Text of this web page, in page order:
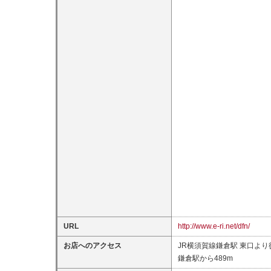
URL http://www.e-ri.net/dfn/
お店へのアクセス
JR横須賀線鎌倉駅 東口より
鎌倉駅から489m